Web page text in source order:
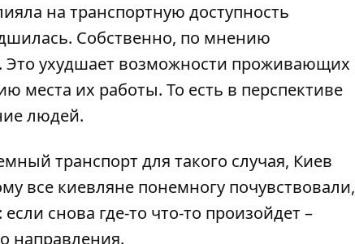
на транспортную доступность
Собственно, по мнению
Это ухудшает возможности проживающих
места их работы. То есть в перспективе
людей.
транспорт для такого случая, Киев
все киевляне понемногу почувствовали,
снова где-то что-то произойдет –
направления.